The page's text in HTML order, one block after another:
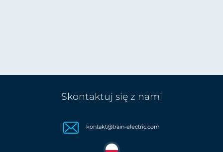
Skontaktuj się z nami
kontakt@train-electric.com